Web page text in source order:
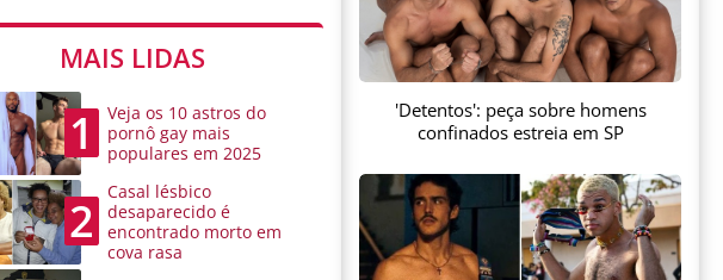
MAIS LIDAS
1
Veja os 10 astros do
pornô gay mais
populares em 2025
2
Casal lésbico
desaparecido é
encontrado morto em
cova rasa
'Detentos': peça sobre homens
confinados estreia em SP